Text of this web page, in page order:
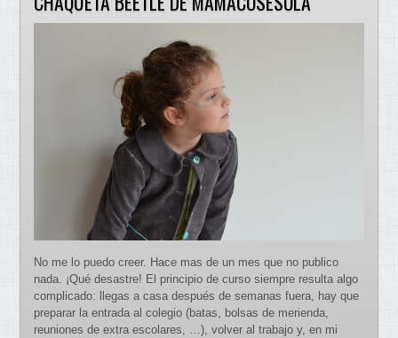
No me lo puedo creer. Hace mas de un mes que no publico
nada. ¡Qué desastre! El principio de curso siempre resulta algo
complicado: llegas a casa después de semanas fuera, hay que
preparar la entrada al colegio (batas, bolsas de merienda,
reuniones de extra escolares, …), volver al trabajo y, en mi